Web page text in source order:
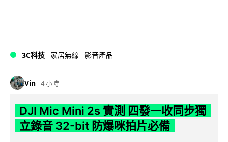
3C科技 家居無線 影音產品
Vin 4 小時
DJI Mic Mini 2s 實測 四發一收同步獨
立錄音 32-bit 防爆咪拍片必備